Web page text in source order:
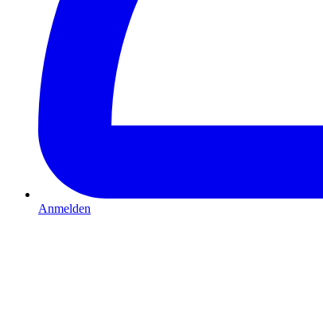
Anmelden